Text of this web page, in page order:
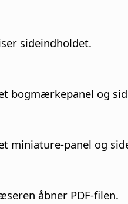
sideindholdet.
bogmærkepanel og
miniature-panel og
åbner PDF-filen.